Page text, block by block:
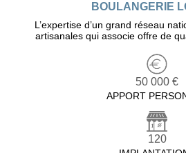
BOULANGERIE
L’expertise d’un grand réseau
artisanales qui associe offre de
50 000 €
APPORT
120